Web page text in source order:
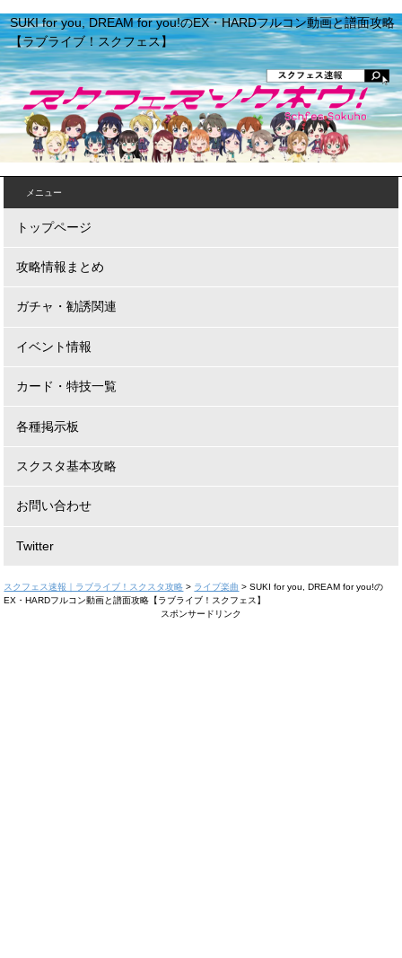
SUKI for you, DREAM for you!のEX・HARDフルコン動画と譜面攻略
【ラブライブ！スクフェス】
メニュー
トップページ
攻略情報まとめ
ガチャ・勧誘関連
イベント情報
カード・特技一覧
各種掲示板
スクスタ基本攻略
お問い合わせ
Twitter
スクフェス速報｜ラブライブ！スクスタ攻略 > ライブ楽曲 >SUKI for you, DREAM for you!の
EX・HARDフルコン動画と譜面攻略【ラブライブ！スクフェス】
スポンサードリンク